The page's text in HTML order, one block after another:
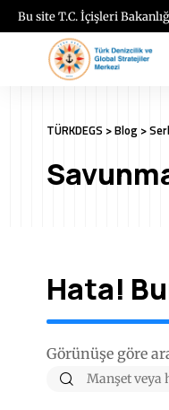
Bu site T.C. İçişleri
TÜRKDEGS >Blog >
Hata!
Görünüşe göre